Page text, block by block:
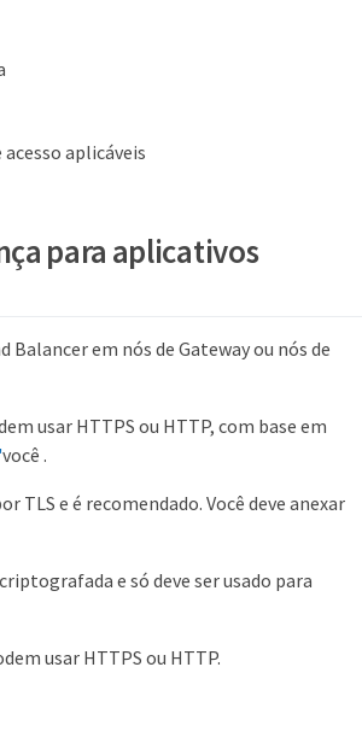
aplicáveis
para aplicativos
em nós de Gateway ou nós de
usar HTTPS ou HTTP, com base em
você .
TLS e é recomendado. Você deve anexar
e só deve ser usado para
usar HTTPS ou HTTP.